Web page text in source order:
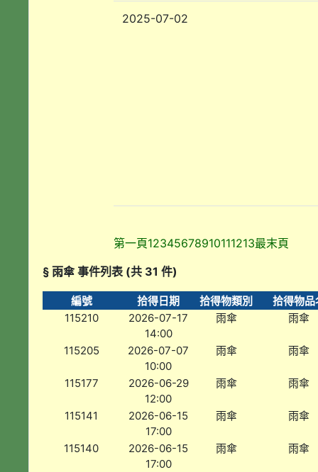
2025-07-02
第一頁12345678910111213最末頁
§ 雨傘 事件列表 (共 31 件)
編號 拾得日期 拾得物類別
拾得物品
115210
2026-07-17
14:00
雨傘 雨傘
115205
2026-07-07
10:00
雨傘 雨傘
115177
2026-06-29
12:00
雨傘 雨傘
115141
2026-06-15
17:00
雨傘 雨傘
115140
2026-06-15
17:00
雨傘 雨傘